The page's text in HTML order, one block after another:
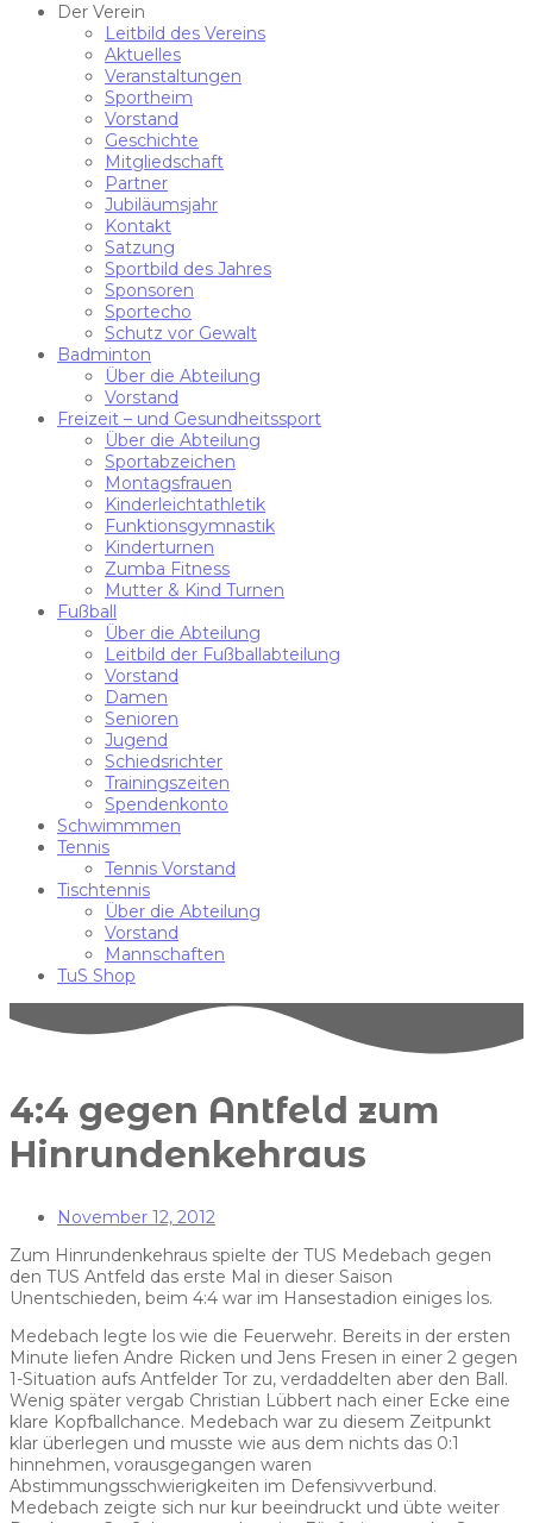
Der Verein
Leitbild des Vereins
Aktuelles
Veranstaltungen
Sportheim
Vorstand
Geschichte
Mitgliedschaft
Partner
Jubiläumsjahr
Kontakt
Satzung
Sportbild des Jahres
Sponsoren
Sportecho
Schutz vor Gewalt
Badminton
Über die Abteilung
Vorstand
Freizeit – und Gesundheitssport
Über die Abteilung
Sportabzeichen
Montagsfrauen
Kinderleichtathletik
Funktionsgymnastik
Kinderturnen
Zumba Fitness
Mutter & Kind Turnen
Fußball
Über die Abteilung
Leitbild der Fußballabteilung
Vorstand
Damen
Senioren
Jugend
Schiedsrichter
Trainingszeiten
Spendenkonto
Schwimmmen
Tennis
Tennis Vorstand
Tischtennis
Über die Abteilung
Vorstand
Mannschaften
TuS Shop
4:4 gegen Antfeld zum
Hinrundenkehraus
November 12, 2012
Zum Hinrundenkehraus spielte der TUS Medebach gegen
den TUS Antfeld das erste Mal in dieser Saison
Unentschieden, beim 4:4 war im Hansestadion einiges los.
Medebach legte los wie die Feuerwehr. Bereits in der ersten
Minute liefen Andre Ricken und Jens Fresen in einer 2 gegen
1-Situation aufs Antfelder Tor zu, verdaddelten aber den Ball.
Wenig später vergab Christian Lübbert nach einer Ecke eine
klare Kopfballchance. Medebach war zu diesem Zeitpunkt
klar überlegen und musste wie aus dem nichts das 0:1
hinnehmen, vorausgegangen waren
Abstimmungsschwierigkeiten im Defensivverbund.
Medebach zeigte sich nur kur beeindruckt und übte weiter